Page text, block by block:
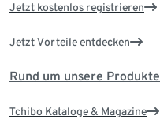
Jetzt kostenlos registrieren
Jetzt Vorteile entdecken
Rund um unsere Produkte
Tchibo Kataloge & Magazine